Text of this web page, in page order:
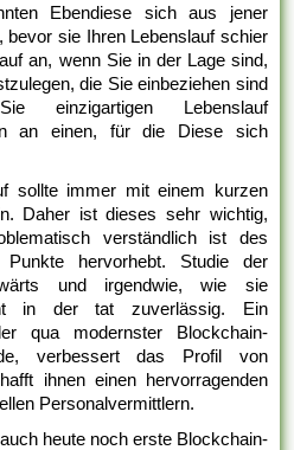
Ebendiese sich aus jener
bevor sie Ihren Lebenslauf schier
an, wenn Sie in der Lage sind,
die Sie einbeziehen sind
einzigartigen Lebenslauf
an einen, für die Diese sich
sollte immer mit einem kurzen
Daher ist dieses sehr wichtig,
verständlich ist des
hervorhebt. Studie der
und irgendwie, wie sie
in der tat zuverlässig. Ein
qua modernster Blockchain-
verbessert das Profil von
ihnen einen hervorragenden
Personalvermittlern.
heute noch erste Blockchain-